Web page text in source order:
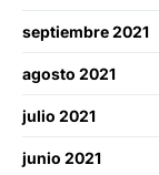
septiembre 2021
agosto 2021
julio 2021
junio 2021